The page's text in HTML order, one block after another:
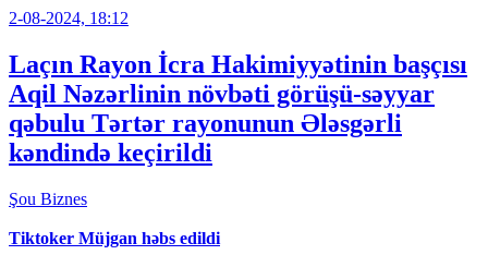
2-08-2024, 18:12
Laçın Rayon İcra Hakimiyyətinin başçısı
Aqil Nəzərlinin növbəti görüşü-səyyar
qəbulu Tərtər rayonunun Ələsgərli
kəndində keçirildi
Şou Biznes
Tiktoker Müjgan həbs edildi